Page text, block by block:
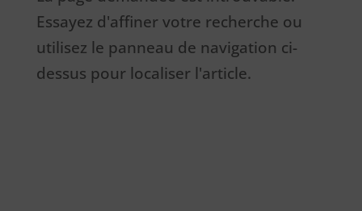
Essayez d'affiner votre recherche ou
utilisez le panneau de navigation ci-
dessus pour localiser l'article.